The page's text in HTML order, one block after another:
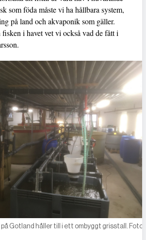
som föda måste vi ha hållbara system,
på land och akvaponik som gäller.
i havet vet vi också vad de fått i
Gotland håller till i ett ombyggt grisstall. Foto: